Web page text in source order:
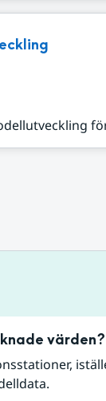
värden?